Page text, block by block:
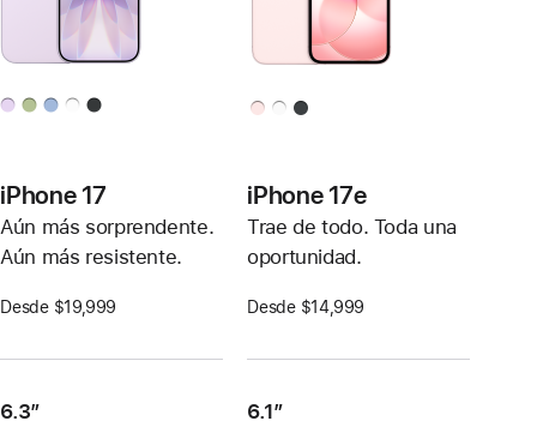
iPhone 17
Aún más sorprendente.
Aún más resistente.
Desde $19,999
6.3”
iPhone 17e
Trae de todo. Toda una
oportunidad.
Desde $14,999
6.1″